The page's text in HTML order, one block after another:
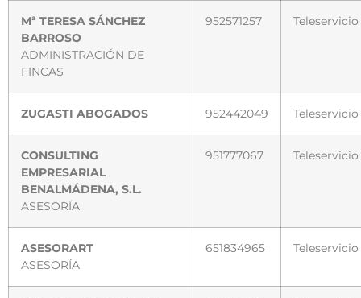
Mª TERESA SÁNCHEZ
BARROSO
ADMINISTRACIÓN DE
FINCAS
952571257 Teleservicio
ZUGASTI ABOGADOS 952442049 Teleservicio
CONSULTING
EMPRESARIAL
BENALMÁDENA, S.L.
ASESORÍA
951777067 Teleservicio
ASESORART
ASESORÍA
651834965 Teleservicio